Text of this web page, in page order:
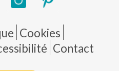
Pie de página
Cookies
Contact